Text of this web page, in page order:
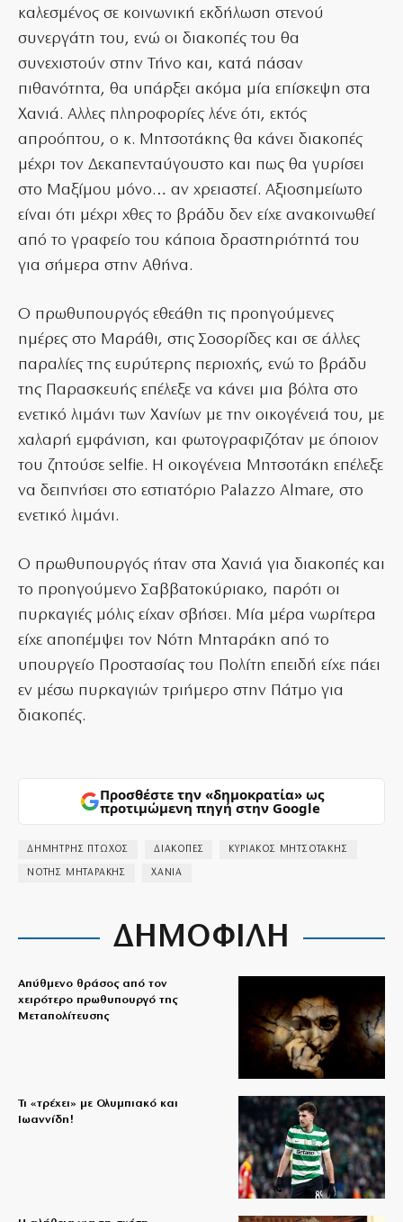
καλεσμένος σε κοινωνική εκδήλωση στενού
συνεργάτη του, ενώ οι διακοπές του θα
συνεχιστούν στην Τήνο και, κατά πάσαν
πιθανότητα, θα υπάρξει ακόμα μία επίσκεψη στα
Χανιά. Αλλες πληροφορίες λένε ότι, εκτός
απροόπτου, ο κ. Μητσοτάκης θα κάνει διακοπές
μέχρι τον Δεκαπενταύγουστο και πως θα γυρίσει
στο Μαξίμου μόνο… αν χρειαστεί. Αξιοσημείωτο
είναι ότι μέχρι χθες το βράδυ δεν είχε ανακοινωθεί
από το γραφείο του κάποια δραστηριότητά του
για σήμερα στην Αθήνα.
Ο πρωθυπουργός εθεάθη τις προηγούμενες
ημέρες στο Μαράθι, στις Σοσορίδες και σε άλλες
παραλίες της ευρύτερης περιοχής, ενώ το βράδυ
της Παρασκευής επέλεξε να κάνει μια βόλτα στο
ενετικό λιμάνι των Χανίων με την οικογένειά του, με
χαλαρή εμφάνιση, και φωτογραφιζόταν με όποιον
του ζητούσε selfie. Η οικογένεια Μητσοτάκη επέλεξε
να δειπνήσει στο εστιατόριο Palazzo Almare, στο
ενετικό λιμάνι.
Ο πρωθυπουργός ήταν στα Χανιά για διακοπές και
το προηγούμενο Σαββατοκύριακο, παρότι οι
πυρκαγιές μόλις είχαν σβήσει. Μία μέρα νωρίτερα
είχε αποπέμψει τον Νότη Μηταράκη από το
υπουργείο Προστασίας του Πολίτη επειδή είχε πάει
εν μέσω πυρκαγιών τριήμερο στην Πάτμο για
διακοπές.
Προσθέστε την «δημοκρατία» ως
προτιμώμενη πηγή στην Google
ΔΗΜΗΤΡΗΣ ΠΤΩΧΟΣ ΔΙΑΚΟΠΕΣ ΚΥΡΙΑΚΟΣ ΜΗΤΣΟΤΑΚΗΣ
ΝΟΤΗΣ ΜΗΤΑΡΑΚΗΣ ΧΑΝΙΑ
ΔΗΜΟΦΙΛΗ
Απύθμενο θράσος από τον
χειρότερο πρωθυπουργό της
Μεταπολίτευσης
Τι «τρέχει» με Ολυμπιακό και
Ιωαννίδη!